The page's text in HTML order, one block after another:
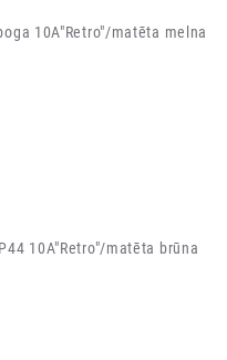
10A"Retro"/matēta melna
10A"Retro"/matēta brūna